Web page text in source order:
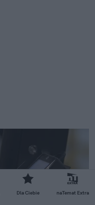
Dla Ciebie naTemat Extra